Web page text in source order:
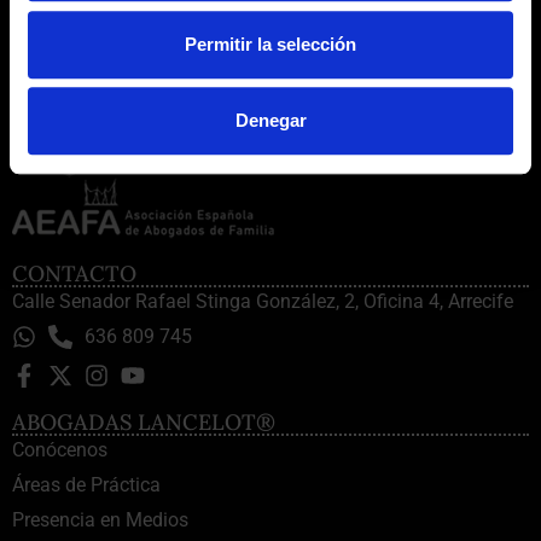
Permitir la selección
Denegar
CONTACTO
Calle Senador Rafael Stinga González, 2, Oficina 4, Arrecife
636 809 745
ABOGADAS LANCELOT®
Conócenos
Áreas de Práctica
Presencia en Medios